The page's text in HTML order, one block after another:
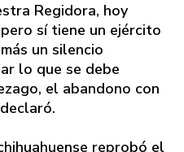
Regidora, hoy
sí tiene un ejército
un silencio
lo que se debe
el abandono con
reprobó el